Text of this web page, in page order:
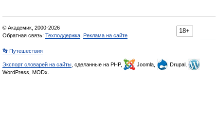
18+
© Академик, 2000-2026
Обратная связь: Техподдержка Реклама на сайте
👣 Путешествия
Экспорт словарей на сайты , сделанные на PHP, Joomla,
Drupal,
WordPress, MODx.